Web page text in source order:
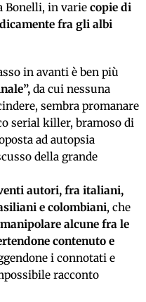
Bonelli, in varie copie di
fra gli albi
in avanti è ben più
da cui nessuna
sembra promanare
serial killer, bramoso di
ad autopsia
della grande
autori, fra italiani,
e colombiani, che
manipolare alcune fra le
contenuto e
i connotati e
racconto